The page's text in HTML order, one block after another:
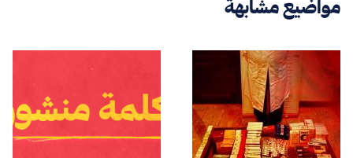
مواضيع مشابهة